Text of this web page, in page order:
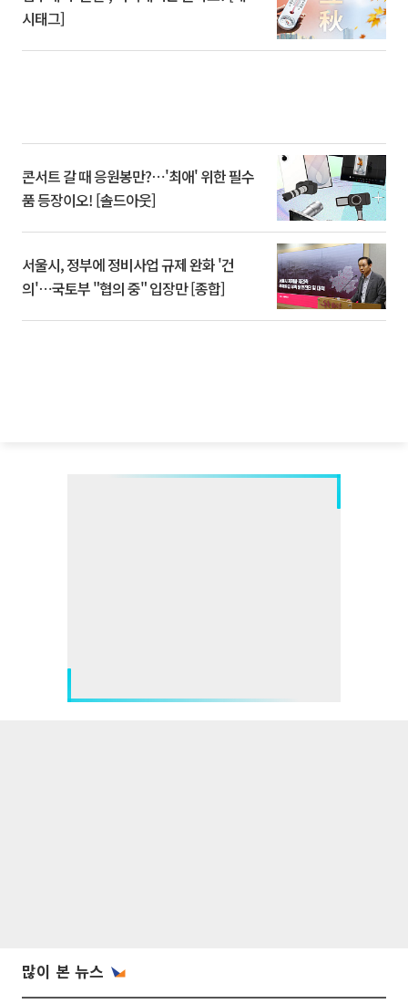
시태그]
콘서트 갈 때 응원봉만?⋯'최애' 위한 필수
품 등장이오! [솔드아웃]
서울시, 정부에 정비사업 규제 완화 '건
의'⋯국토부 "협의 중" 입장만 [종합]
많이 본 뉴스